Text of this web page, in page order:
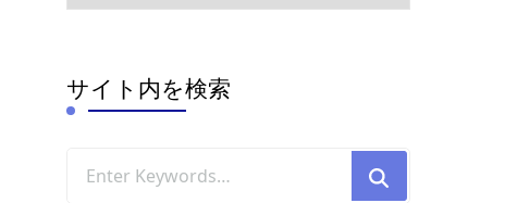
サイト内を検索
for